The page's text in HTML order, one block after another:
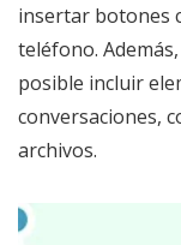
insertar botones
teléfono.
posible incluir
conversaciones,
archivos.